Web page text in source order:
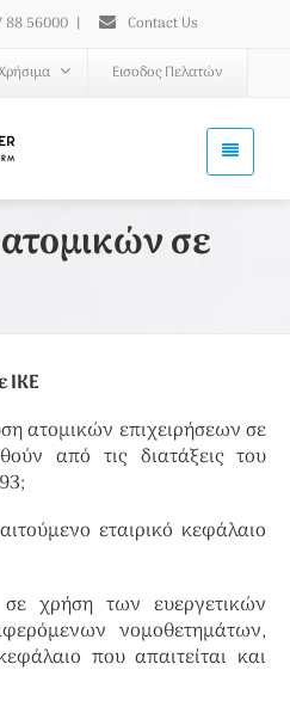
88 56000 | Contact Us
Εισοδος Πελατών
σε
ΙΚΕ
ατομικών επιχειρήσεων σε
από τις διατάξεις του
εταιρικό κεφάλαιο
χρήση των ευεργετικών
νομοθετημάτων,
που απαιτείται και